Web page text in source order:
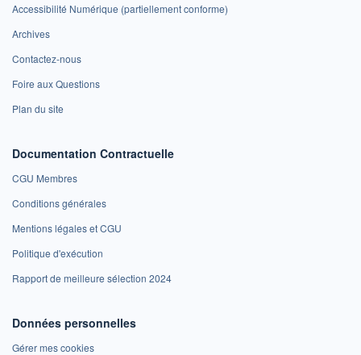
Accessibilité Numérique (partiellement conforme)
Archives
Contactez-nous
Foire aux Questions
Plan du site
Documentation Contractuelle
CGU Membres
Conditions générales
Mentions légales et CGU
Politique d'exécution
Rapport de meilleure sélection 2024
Données personnelles
Gérer mes cookies